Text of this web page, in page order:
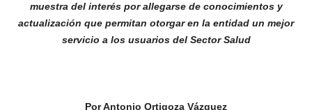
muestra del interés por allegarse de conocimientos y
actualización que permitan otorgar en la entidad un mejor
servicio a los usuarios del Sector Salud
Por Antonio Ortigoza Vázquez